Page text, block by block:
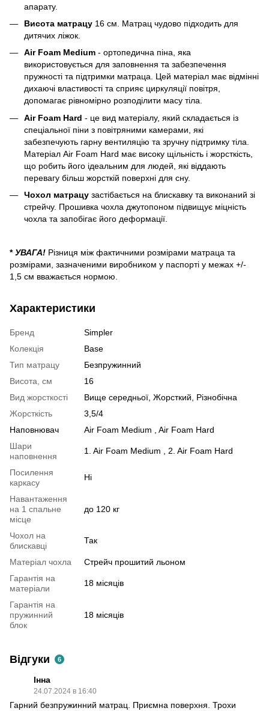
апарату.
Висота матрацу 16 см. Матрац чудово підходить для
дитячих ліжок.
Air Foam Medium - ортопедична піна, яка
використовується для заповнення та забезпечення
пружності та підтримки матраца. Цей матеріал має відмінні
дихаючі властивості та сприяє циркуляції повітря,
допомагає рівномірно розподілити масу тіла.
Air Foam Hard - це вид матеріалу, який складається із
спеціальної піни з повітряними камерами, які
забезпечують гарну вентиляцію та зручну підтримку тіла.
Матеріал Air Foam Hard має високу щільність і жорсткість,
що робить його ідеальним для людей, які віддають
перевагу більш жорсткій поверхні для сну.
Чохол матрацу застібається на блискавку та виконаний зі
стрейчу. Прошивка чохла джутопоном підвищує міцність
чохла та запобігає його деформації.
*УВАГА! Різниця між фактичними розмірами матраца та
розмірами, зазначеними виробником у паспорті у межах +/-
1,5 см вважається нормою.
Характеристики
Бренд
Simpler
Колекція
Base
Тип матрацу
Безпружинний
Висота, см
16
Вид жорсткості
Вище середньої, Жорсткий, Різнобічна
Жорсткість
3,5/4
Наповнювач
Air Foam Medium , Air Foam Hard
Шари
наповнення
1. Air Foam Medium , 2. Air Foam Hard
Посилення
каркасу
Ні
Навантаження
на 1 спальне
місце
до 120 кг
Чохол на
блискавці
Так
Матеріал чохла
Стрейч прошитий льоном
Гарантія на
матеріали
18 місяців
Гарантія на
пружинний
блок
18 місяців
Відгуки 6
Інна
24.07.2024 в 16:40
Гарний безпружинний матрац. Приємна поверхня. Трохи